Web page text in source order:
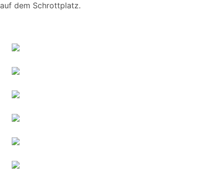
auf dem Schrottplatz.